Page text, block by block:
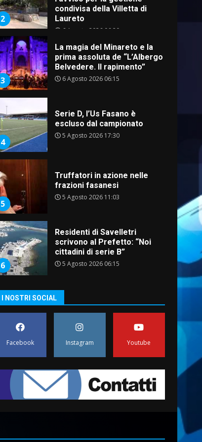
2
condivisa della Villetta di
Laureto
6 Agosto 2026 06:20
3
La magia del Minareto e la
prima assoluta de “L’Albergo
Belvedere. Il rapimento”
6 Agosto 2026 06:15
4
Serie D, l’Us Fasano è
escluso dal campionato
5 Agosto 2026 17:30
5
Truffatori in azione nelle
frazioni fasanesi
5 Agosto 2026 11:03
6
Residenti di Savelletri
scrivono al Prefetto: “Noi
cittadini di serie B”
5 Agosto 2026 06:15
Pesce Spada: appuntamento
a sabato 8 agosto
5 Agosto 2026 06:10
pronta a tornare in Consiglio
comunale
6 Agosto 2026 08:00
I NOSTRI SOCIAL
Facebook Instagram Youtube